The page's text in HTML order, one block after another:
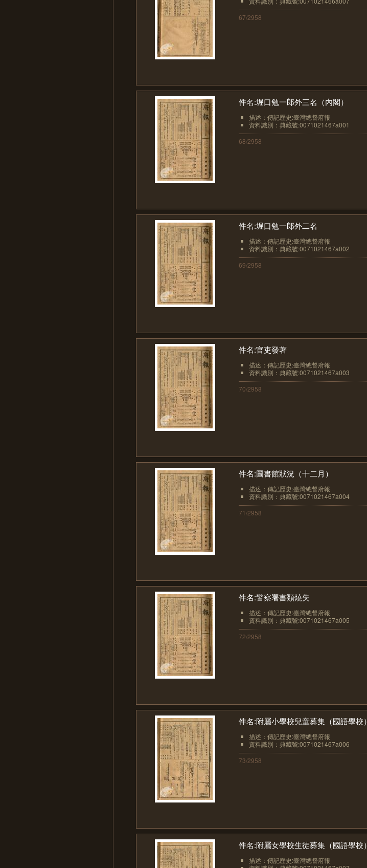
67/2958
件名:堀口勉一郎外三名（內閣）
描述：傳記歷史:臺灣總督府報
資料識別：典藏號:0071021467a001
68/2958
件名:堀口勉一郎外二名
描述：傳記歷史:臺灣總督府報
資料識別：典藏號:0071021467a002
69/2958
件名:官吏發著
描述：傳記歷史:臺灣總督府報
資料識別：典藏號:0071021467a003
70/2958
件名:圖書館狀況（十二月）
描述：傳記歷史:臺灣總督府報
資料識別：典藏號:0071021467a004
71/2958
件名:警察署書類燒失
描述：傳記歷史:臺灣總督府報
資料識別：典藏號:0071021467a005
72/2958
件名:附屬小學校兒童募集（國語學校）
描述：傳記歷史:臺灣總督府報
資料識別：典藏號:0071021467a006
73/2958
件名:附屬女學校生徒募集（國語學校）
描述：傳記歷史:臺灣總督府報